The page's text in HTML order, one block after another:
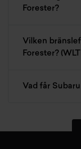
Forester?
Vilken
Forester?
Vad får